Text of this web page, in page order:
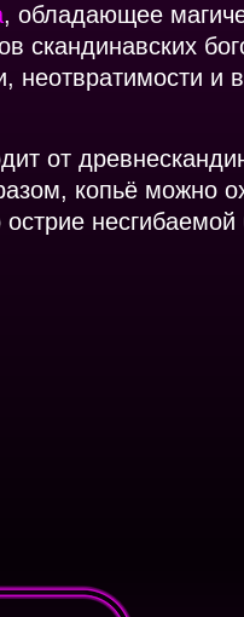
, обладающее
скандинавских
неотвратимости и
от
копьё можно
несгибаемой